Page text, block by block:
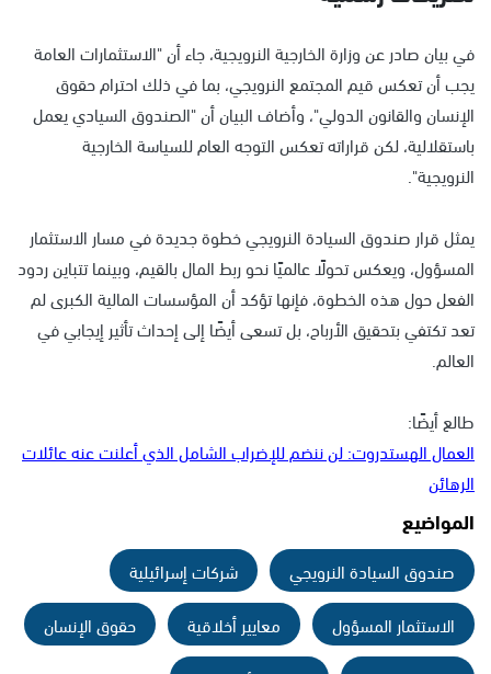
في بيان صادر عن وزارة الخارجية النرويجية، جاء أن "الاستثمارات العامة
يجب أن تعكس قيم المجتمع النرويجي، بما في ذلك احترام حقوق
الإنسان والقانون الدولي"، وأضاف البيان أن "الصندوق السيادي يعمل
باستقلالية، لكن قراراته تعكس التوجه العام للسياسة الخارجية
النرويجية".
يمثل قرار صندوق السيادة النرويجي خطوة جديدة في مسار الاستثمار
المسؤول، ويعكس تحولًا عالميًا نحو ربط المال بالقيم، وبينما تتباين ردود
الفعل حول هذه الخطوة، فإنها تؤكد أن المؤسسات المالية الكبرى لم
تعد تكتفي بتحقيق الأرباح، بل تسعى أيضًا إلى إحداث تأثير إيجابي في
العالم.
طالع أيضًا:
العمال الهستدروت: لن ننضم للإضراب الشامل الذي أعلنت عنه عائلات
الرهائن
المواضيع
صندوق السيادة النرويجي
شركات إسرائيلية
الاستثمار المسؤول
معايير أخلاقية
حقوق الإنسان